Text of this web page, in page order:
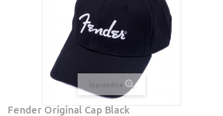
Ingrandire
Fender Original Cap Black